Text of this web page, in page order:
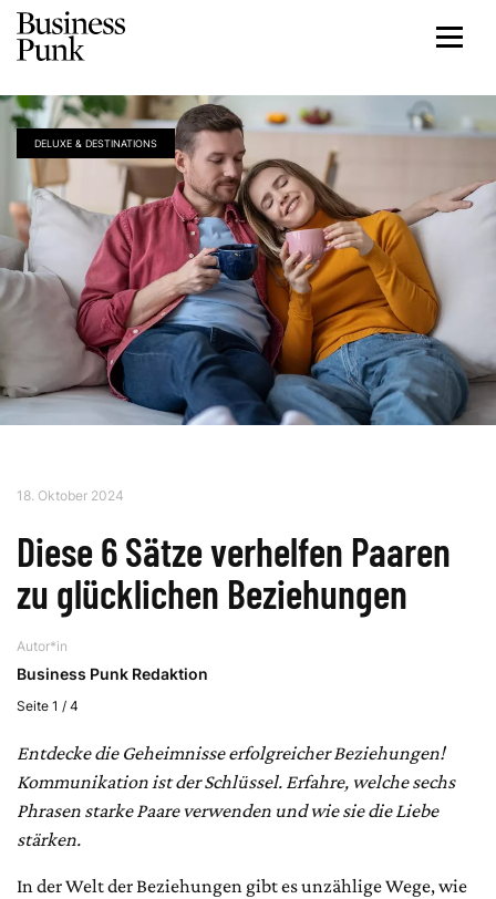
DELUXE & DESTINATIONS
18. Oktober 2024
Diese 6 Sätze verhelfen Paaren
zu glücklichen Beziehungen
Autor*in
Business Punk Redaktion
Seite 1 / 4
Entdecke die Geheimnisse erfolgreicher Beziehungen!
Kommunikation ist der Schlüssel. Erfahre, welche sechs
Phrasen starke Paare verwenden und wie sie die Liebe
stärken.
In der Welt der Beziehungen gibt es unzählige Wege, wie